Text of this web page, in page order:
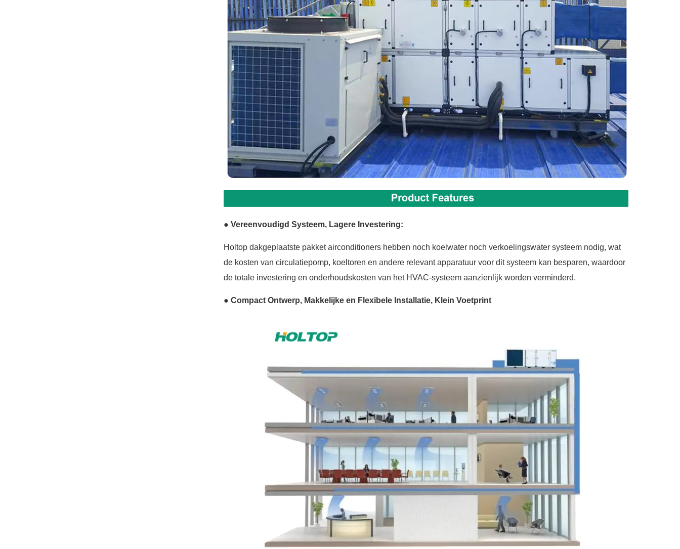
● Vereenvoudigd Systeem, Lagere Investering:
Holtop dakgeplaatste pakket airconditioners hebben noch koelwater noch verkoelingswater systeem nodig, wat
de kosten van circulatiepomp, koeltoren en andere relevant apparatuur voor dit systeem kan besparen, waardoor
de totale investering en onderhoudskosten van het HVAC-systeem aanzienlijk worden verminderd.
● Compact Ontwerp, Makkelijke en Flexibele Installatie, Klein Voetprint